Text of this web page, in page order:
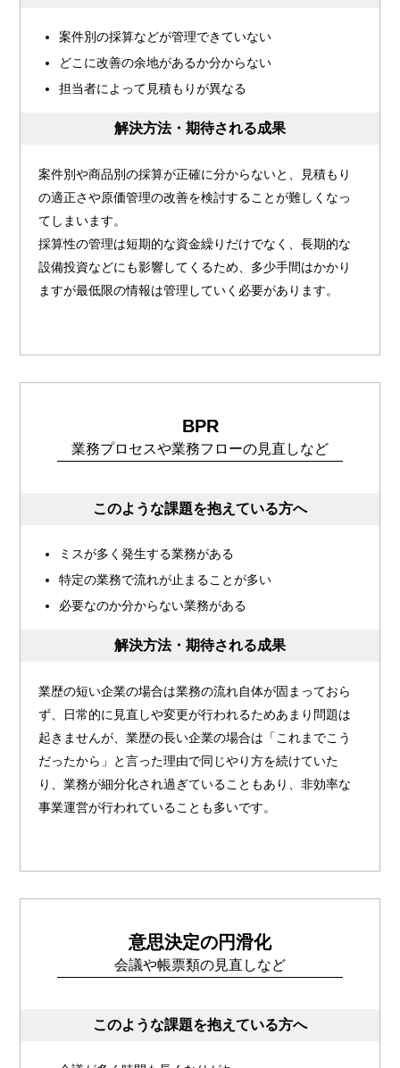
案件別の採算などが管理できていない
どこに改善の余地があるか分からない
担当者によって見積もりが異なる
解決方法・期待される成果
案件別や商品別の採算が正確に分からないと、見積もり
の適正さや原価管理の改善を検討することが難しくなっ
てしまいます。
採算性の管理は短期的な資金繰りだけでなく、長期的な
設備投資などにも影響してくるため、多少手間はかかり
ますが最低限の情報は管理していく必要があります。
BPR
業務プロセスや業務フローの見直しなど
このような課題を抱えている方へ
ミスが多く発生する業務がある
特定の業務で流れが止まることが多い
必要なのか分からない業務がある
解決方法・期待される成果
業歴の短い企業の場合は業務の流れ自体が固まっておら
ず、日常的に見直しや変更が行われるためあまり問題は
起きませんが、業歴の長い企業の場合は「これまでこう
だったから」と言った理由で同じやり方を続けていた
り、業務が細分化され過ぎていることもあり、非効率な
事業運営が行われていることも多いです。
意思決定の円滑化
会議や帳票類の見直しなど
このような課題を抱えている方へ